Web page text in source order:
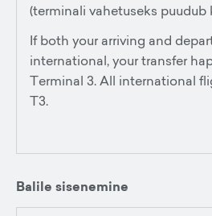
(terminali vahetuseks puudub
If both your arriving and
international, your transfer
Terminal 3. All international
T3.
Balile sisenemine